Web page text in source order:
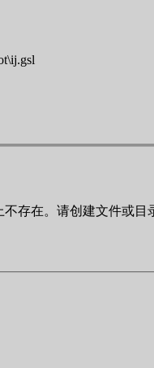
存在。请创建文件或目